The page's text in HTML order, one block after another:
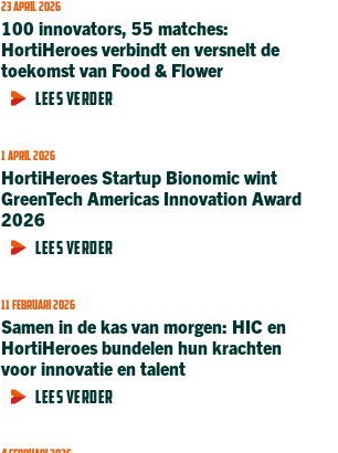
23 APRIL 2026
100 innovators, 55 matches:
HortiHeroes verbindt en versnelt de
toekomst van Food & Flower
LEES VERDER
1 APRIL 2026
HortiHeroes Startup Bionomic wint
GreenTech Americas Innovation Award
2026
LEES VERDER
11 FEBRUARI 2026
Samen in de kas van morgen: HIC en
HortiHeroes bundelen hun krachten
voor innovatie en talent
LEES VERDER